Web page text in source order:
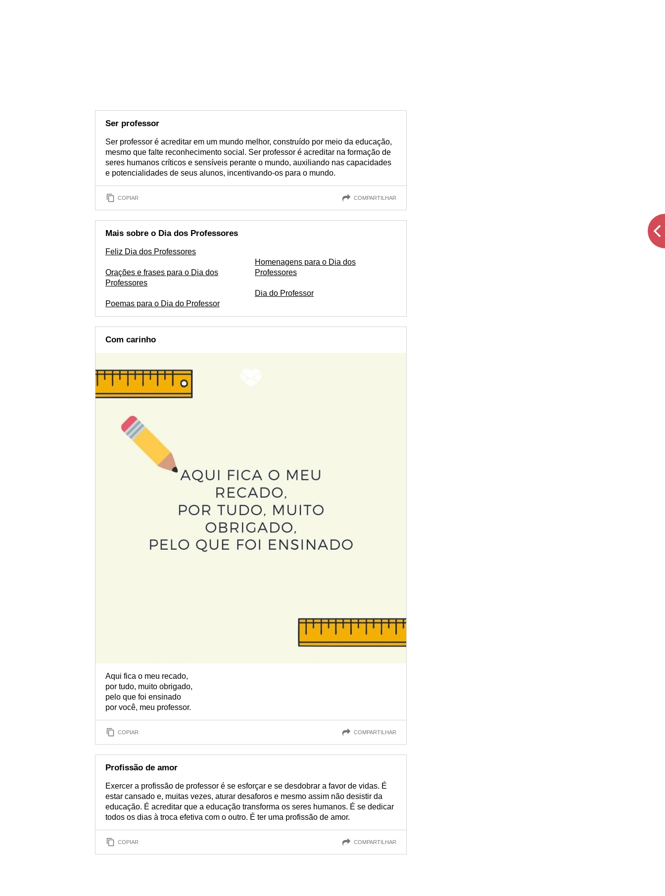
Ser professor
Ser professor é acreditar em um mundo melhor, construído por meio da educação,
mesmo que falte reconhecimento social. Ser professor é acreditar na formação de
seres humanos críticos e sensíveis perante o mundo, auxiliando nas capacidades
e potencialidades de seus alunos, incentivando-os para o mundo.
COPIAR COMPARTILHAR
Mais sobre o Dia dos Professores
Feliz Dia dos Professores
Orações e frases para o Dia dos
Professores
Poemas para o Dia do Professor
Homenagens para o Dia dos
Professores
Dia do Professor
Com carinho
Aqui fica o meu recado,
por tudo, muito obrigado,
pelo que foi ensinado
por você, meu professor.
COPIAR COMPARTILHAR
Profissão de amor
Exercer a profissão de professor é se esforçar e se desdobrar a favor de vidas. É
estar cansado e, muitas vezes, aturar desaforos e mesmo assim não desistir da
educação. É acreditar que a educação transforma os seres humanos. É se dedicar
todos os dias à troca efetiva com o outro. É ter uma profissão de amor.
COPIAR COMPARTILHAR